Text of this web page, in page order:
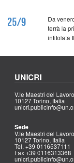
25/9
Da
terrà la
intitolata
UNICRI
V.le Maestri del
10127 Torino, Italia
Sede
V.le Maestri del
10127 Torino, Italia
Tel. +39 0116537111
Fax +39 0116313368